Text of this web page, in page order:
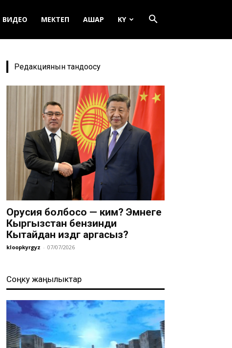
ВИДЕО МЕКТЕП АШАР KY
Редакциянын тандоосу
Орусия болбосо — ким? Эмнеге
Кыргызстан бензинди
Кытайдан издөөгө аргасыз?
kloopkyrgyz - 07/07/2026
Соңку жаңылыктар